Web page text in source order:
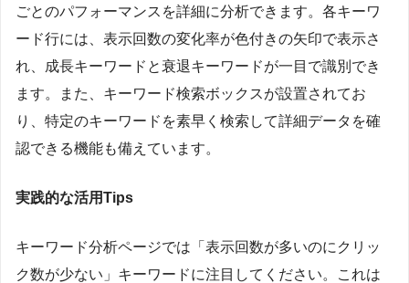
ごとのパフォーマンスを詳細に分析できます。各キーワ
ード行には、表示回数の変化率が色付きの矢印で表示さ
れ、成長キーワードと衰退キーワードが一目で識別でき
ます。また、キーワード検索ボックスが設置されてお
り、特定のキーワードを素早く検索して詳細データを確
認できる機能も備えています。
実践的な活用Tips
キーワード分析ページでは「表示回数が多いのにクリッ
ク数が少ない」キーワードに注目してください。これは